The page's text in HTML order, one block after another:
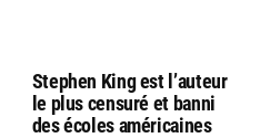
Stephen King est l’auteur
le plus censuré et banni
des écoles américaines